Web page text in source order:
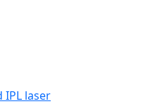
IPL laser